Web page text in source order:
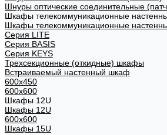
Шнуры оптические соединительные
Шкафы телекоммуникационные
Шкафы телекоммуникационные
Cерия LITE
Cерия BASIS
Cерия KEYS
Трехсекционные (откидные) шкафы
Встраиваемый настенный шкаф
600x450
600x600
Шкафы 12U
Шкафы 12U
600x600
Шкафы 15U